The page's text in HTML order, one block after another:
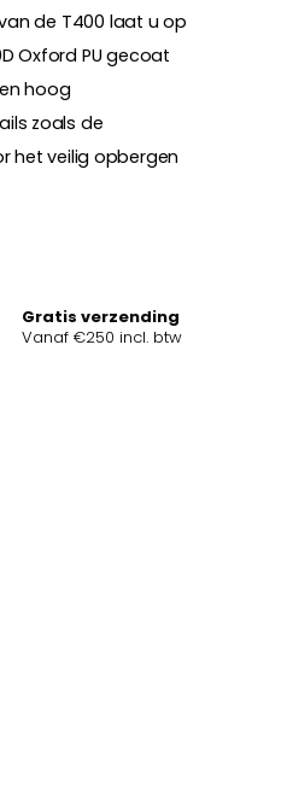
de T400 laat u op
Oxford PU gecoat
hoog
zoals de
het veilig opbergen
Gratis verzending
Vanaf €250 incl. btw